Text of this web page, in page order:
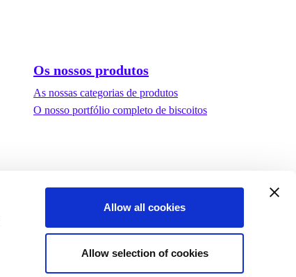
Allow all cookies
Allow selection of cookies
Os nossos produtos
As nossas categorias de produtos
O nosso portfólio completo de biscoitos